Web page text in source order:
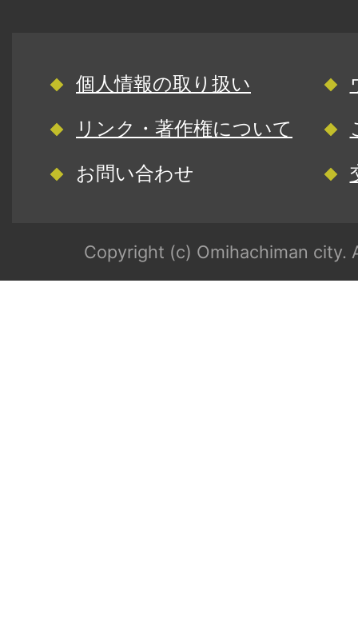
個人情報の取り扱い
リンク・著作権について
お問い合わせ
Copyright (c) Omihachiman city.